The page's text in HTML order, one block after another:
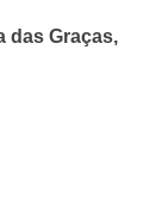
das Graças,